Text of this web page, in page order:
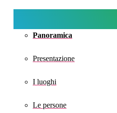
Panoramica
Presentazione
I luoghi
Le persone